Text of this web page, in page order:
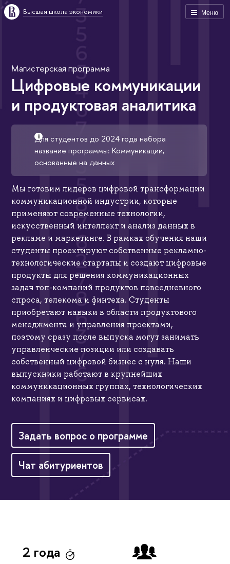
Меню
Высшая школа экономики
Магистерская программа
Цифровые коммуникации
и продуктовая аналитика
Для студентов до 2024 года набора
название программы: Коммуникации,
основанные на данных
Мы готовим лидеров цифровой трансформации
коммуникационной индустрии, которые
применяют современные технологии,
искусственный интеллект и анализ данных в
рекламе и маркетинге. В рамках обучения наши
студенты проектируют собственные рекламно-
технологические стартапы и создают цифровые
продукты для решения коммуникационных
задач топ-компаний продуктов повседневного
спроса, телекома и финтеха. Студенты
приобретают навыки в области продуктового
менеджмента и управления проектами,
поэтому сразу после выпуска могут занимать
управленческие позиции или создавать
собственный цифровой бизнес с нуля. Наши
выпускники работают в крупнейших
коммуникационных группах, технологических
компаниях и цифровых сервисах.
Задать вопрос о программе
Чат абитуриентов
2 года